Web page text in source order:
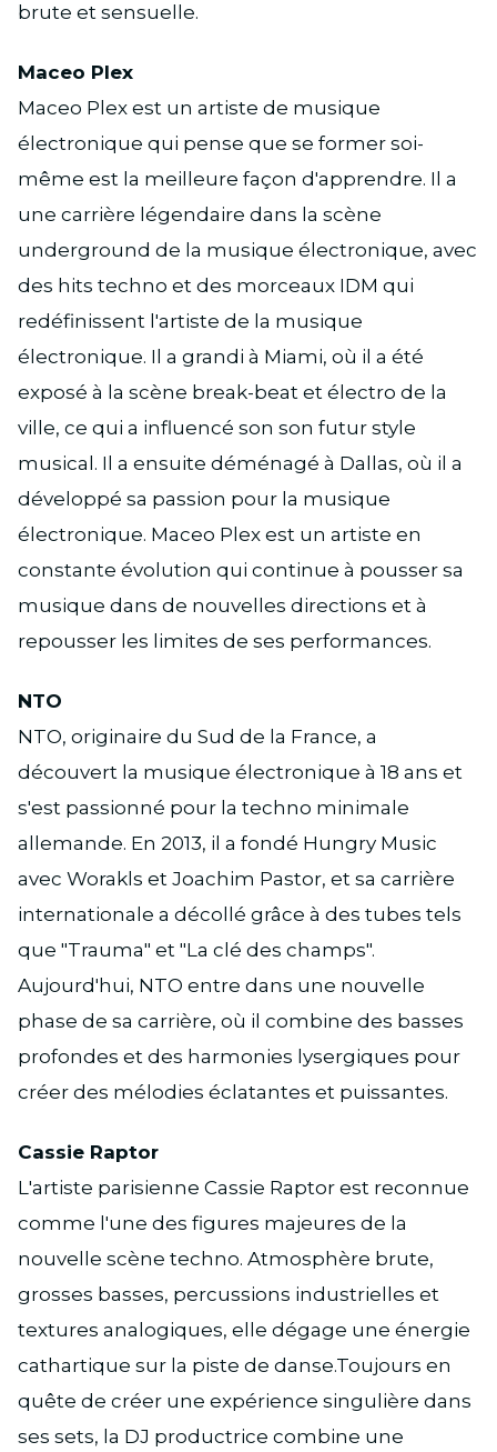
brute et sensuelle.
Maceo Plex
Maceo Plex est un artiste de musique
électronique qui pense que se former soi-
même est la meilleure façon d'apprendre. Il a
une carrière légendaire dans la scène
underground de la musique électronique, avec
des hits techno et des morceaux IDM qui
redéfinissent l'artiste de la musique
électronique. Il a grandi à Miami, où il a été
exposé à la scène break-beat et électro de la
ville, ce qui a influencé son son futur style
musical. Il a ensuite déménagé à Dallas, où il a
développé sa passion pour la musique
électronique. Maceo Plex est un artiste en
constante évolution qui continue à pousser sa
musique dans de nouvelles directions et à
repousser les limites de ses performances.
NTO
NTO, originaire du Sud de la France, a
découvert la musique électronique à 18 ans et
s'est passionné pour la techno minimale
allemande. En 2013, il a fondé Hungry Music
avec Worakls et Joachim Pastor, et sa carrière
internationale a décollé grâce à des tubes tels
que "Trauma" et "La clé des champs".
Aujourd'hui, NTO entre dans une nouvelle
phase de sa carrière, où il combine des basses
profondes et des harmonies lysergiques pour
créer des mélodies éclatantes et puissantes.
Cassie Raptor
L'artiste parisienne Cassie Raptor est reconnue
comme l'une des figures majeures de la
nouvelle scène techno. Atmosphère brute,
grosses basses, percussions industrielles et
textures analogiques, elle dégage une énergie
cathartique sur la piste de danse.Toujours en
quête de créer une expérience singulière dans
ses sets, la DJ productrice combine une